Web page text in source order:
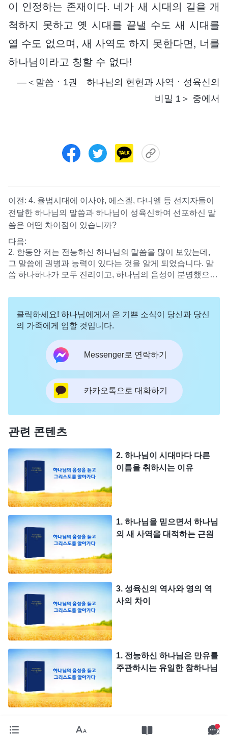
이 인정하는 존재이다. 네가 새 시대의 길을 개
척하지 못하고 옛 시대를 끝낼 수도 새 시대를
열 수도 없으며, 새 사역도 하지 못한다면, 너를
하나님이라고 칭할 수 없다!
―＜말씀ㆍ1권 하나님의 현현과 사역ㆍ성육신의
비밀 1＞ 중에서
이전: 4. 율법시대에 이사야, 에스겔, 다니엘 등 선지자들이
전달한 하나님의 말씀과 하나님이 성육신하여 선포하신 말
씀은 어떤 차이점이 있습니까?
다음:
2. 한동안 저는 전능하신 하나님의 말씀을 많이 보았는데,
그 말씀에 권병과 능력이 있다는 것을 알게 되었습니다. 말
씀 하나하나가 모두 진리이고, 하나님의 음성이 분명했으며,
한 가지 이해가 안 가는 점이 있습니다. 지금 어떤 자들은 재
습니다. 그들을 따르는 사람들도 일부 있는데, 그러면 이런
거짓 그리스도의 말을 어떻게 분별해야 합니까?
클릭하세요! 하나님에게서 온 기쁜 소식이 당신과 당신
의 가족에게 임할 것입니다.
Messenger로 연락하기
카카오톡으로 대화하기
관련 콘텐츠
2. 하나님이 시대마다 다른
이름을 취하시는 이유
1. 하나님을 믿으면서 하나님
의 새 사역을 대적하는 근원
3. 성육신의 역사와 영의 역
사의 차이
1. 전능하신 하나님은 만유를
주관하시는 유일한 참하나님